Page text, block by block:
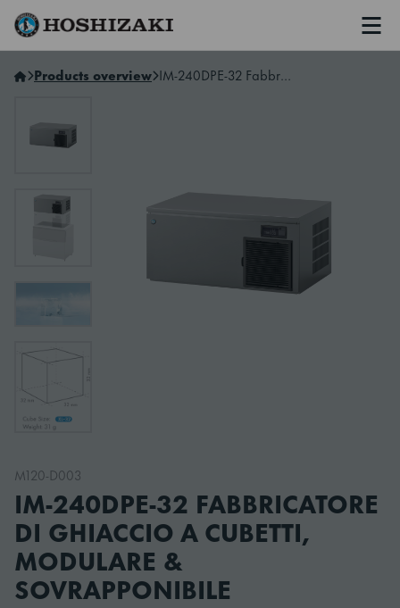
Hoshizaki Italy
Products overview IM-240DPE-32 Fabbricatore di ghiaccio a cubetti, Modulare & Sovrapponibile
M120-D003
IM-240DPE-32 FABBRICATORE
DI GHIACCIO A CUBETTI,
MODULARE &
SOVRAPPONIBILE